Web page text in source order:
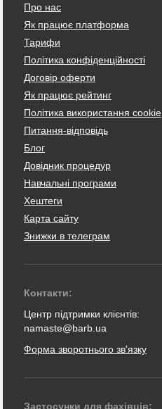
Про нас
Як працює платформа
Тарифи
Політика конфіденційності
Договір оферти
Як працює рейтинг
Політика використання cookie
Питання-відповідь
Блог
Довідник процедур
Навчальні програми
Хештеги
Карта сайту
Знижки в телеграм
Контакти:
Центр підтримки клієнтів:
namaste@barb.ua
Форма зворотнього зв'язку
Застосунки для фахівців: